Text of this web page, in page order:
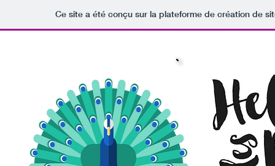
Ce site a été conçu sur la plateforme de création de